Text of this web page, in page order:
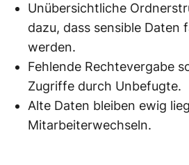
Unübersichtliche
dazu, dass sensible Daten
werden.
Fehlende Rechtevergabe
Zugriffe durch Unbefugte.
Alte Daten bleiben ewig
Mitarbeiterwechseln.